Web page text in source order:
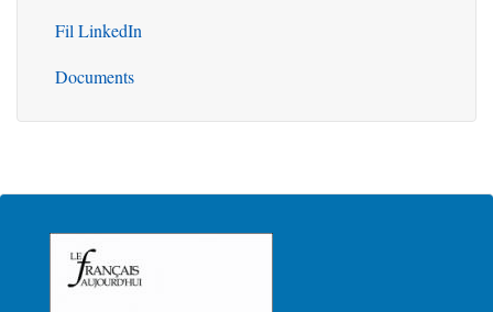
Fil LinkedIn
Documents